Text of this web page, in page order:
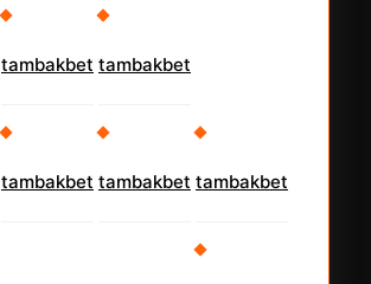
tambakbet
tambakbet
tambakbet
tambakbet tambakbet